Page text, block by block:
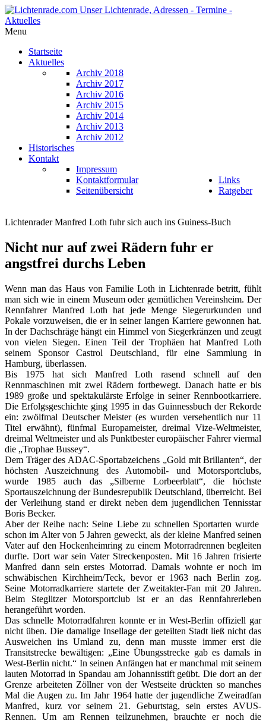
Menu
Startseite
Aktuelles
Archiv 2018
Archiv 2017
Archiv 2016
Archiv 2015
Archiv 2014
Archiv 2013
Archiv 2012
Historisches
Kontakt
Impressum
Kontaktformular
Seitenübersicht
Links
Ratgeber
Lichtenrader Manfred Loth fuhr sich auch ins Guiness-Buch
Nicht nur auf zwei Rädern fuhr er
angstfrei durchs Leben
Wenn man das Haus von Familie Loth in Lichtenrade betritt, fühlt
man sich wie in einem Museum oder gemütlichen Vereinsheim. Der
Rennfahrer Manfred Loth hat jede Menge Siegerurkunden und
Pokale vorzuweisen, die er in seiner langen Karriere gewonnen hat.
In der Dachschräge hängt ein Himmel von Siegerkränzen und zeugt
von vielen Siegen. Einen Teil der Trophäen hat Manfred Loth
seinem Sponsor Castrol Deutschland, für eine Sammlung in
Hamburg, überlassen.
Bis 1975 hat sich Manfred Loth rasend schnell auf den
Rennmaschinen mit zwei Rädern fortbewegt. Danach hatte er bis
1989 große und spektakulärste Erfolge in seiner Rennbootkarriere.
Die Erfolgsgeschichte ging 1995 in das Guinnessbuch der Rekorde
ein: zwölfmal Deutscher Meister (es wurden versehentlich nur 11
Titel erwähnt), fünfmal Europameister, dreimal Vize-Weltmeister,
dreimal Weltmeister und als Punktbester europäischer Fahrer viermal
die „Trophae Bussey“.
Dem Träger des ADAC-Sportabzeichens „Gold mit Brillanten“, der
höchsten Auszeichnung des Automobil- und Motorsportclubs,
wurde 1985 auch das „Silberne Lorbeerblatt“, die höchste
Sportauszeichnung der Bundesrepublik Deutschland, überreicht. Bei
der Verleihung stand er direkt neben dem jugendlichen Tennisstar
Boris Becker.
Aber der Reihe nach: Seine Liebe zu schnellen Sportarten wurde
schon im Alter von 5 Jahren geweckt, als der kleine Manfred seinen
Vater auf den Hockenheimring zu einem Motorradrennen begleiten
durfte. Dort war sein Vater Streckenposten. Mit 16 Jahren frisierte
Manfred dann sein erstes Motorrad. Damals wohnte er noch im
schwäbischen Kirchheim/Teck, bevor er 1963 nach Berlin zog.
Seine Motorradkarriere startete der Zweitakter-Fan mit 20 Jahren.
Beim Steglitzer Motorsportclub ist er an das Rennfahrerleben
herangeführt worden.
Das schnelle Motorradfahren konnte er in West-Berlin offiziell gar
nicht üben. Die damalige Insellage der geteilten Stadt ließ nicht das
Ausweichen ins Umland zu, denn man musste immer erst die
Transitstrecke bewältigen: „Eine Übungsstrecke gab es damals in
West-Berlin nicht.“ In seinen Anfängen hat er manchmal mit seinem
lauten Motorrad in Spandau am Johannisstift geübt. Die dort an der
Grenze arbeiteten Zöllner von der Westseite drückten so manches
Mal die Augen zu. Im Jahr 1964 hatte der jugendliche Zweiradfan
Manfred, kurz vor seinem 21. Geburtstag, sein erstes AVUS-
Rennen. Um am Rennen teilzunehmen, brauchte er noch die